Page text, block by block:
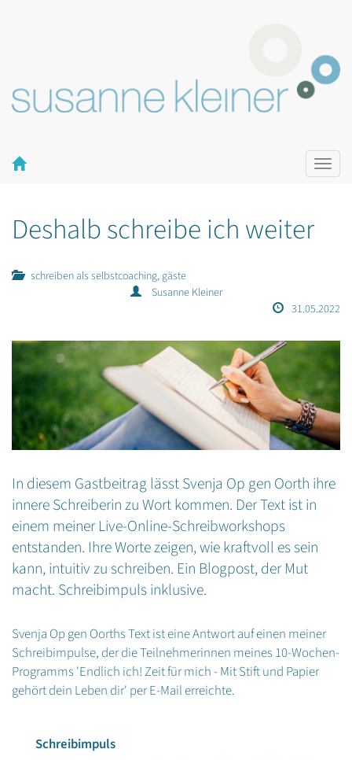
ein-/
Deshalb schreibe ich weiter
schreiben als selbstcoaching, gäste
Susanne Kleiner
31.05.2022
In diesem Gastbeitrag lässt Svenja Op gen Oorth ihre
innere Schreiberin zu Wort kommen. Der Text ist in
einem meiner Live-Online-Schreibworkshops
entstanden. Ihre Worte zeigen, wie kraftvoll es sein
kann, intuitiv zu schreiben. Ein Blogpost, der Mut
macht. Schreibimpuls inklusive.
Svenja Op gen Oorths Text ist eine Antwort auf einen meiner
Schreibimpulse, der die Teilnehmerinnen meines 10-Wochen-
Programms 'Endlich ich! Zeit für mich - Mit Stift und Papier
gehört dein Leben dir' per E-Mail erreichte.
Schreibimpuls